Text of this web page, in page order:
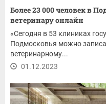
Более 23 000 человек в
ветеринару онлайн
«Сегодня в 53 клиниках
Подмосковья можно
ветеринарному...
01.12.2023